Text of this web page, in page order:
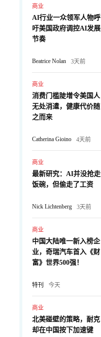
商业
AI行业一众领军人物呼
吁美国政府调控AI发展
节奏
Beatrice Nolan 3天前
商业
消费门槛陡增令美国人
无处消遣，健康代价随
之而来
Catherina Gioino 4天前
商业
最新研究：AI并没抢走
饭碗，但偷走了工资
Nick Lichtenberg 3天前
商业
中国大陆唯一新入榜企
业，奇瑞汽车首入《财
富》世界500强！
特刊 今天
商业
北美碰壁的策略，耐克
却在中国按下加速键